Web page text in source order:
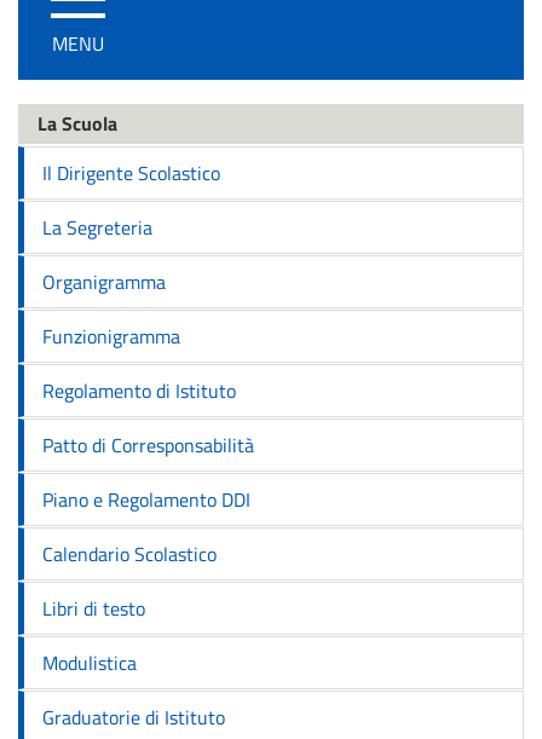
/
disattiva
navigazione
MENU
La Scuola
Il Dirigente Scolastico
La Segreteria
Organigramma
Funzionigramma
Regolamento di Istituto
Patto di Corresponsabilità
Piano e Regolamento DDI
Calendario Scolastico
Libri di testo
Modulistica
Graduatorie di Istituto